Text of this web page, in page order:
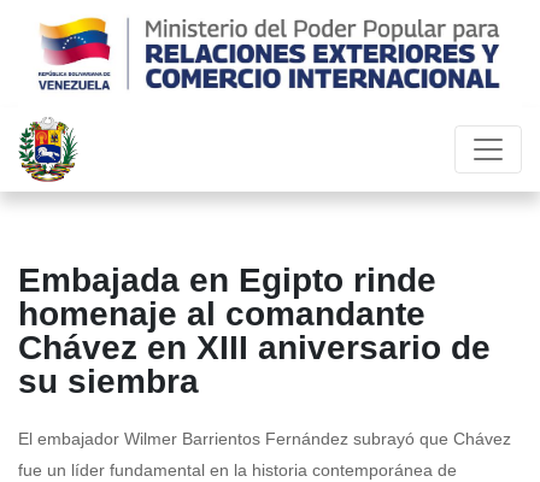
Embajada en Egipto rinde
homenaje al comandante
Chávez en XIII aniversario de
su siembra
El embajador Wilmer Barrientos Fernández subrayó que Chávez
fue un líder fundamental en la historia contemporánea de